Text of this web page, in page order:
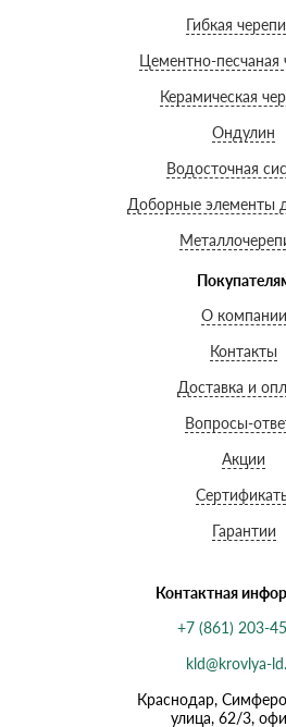
Гибкая
Цементно-песчаная
Керамическая
Ондулин
Водосточная
Доборные элементы
О компании
Контакты
Доставка и
Вопросы-
Акции
Гарантии
Контактная
+7 (861) 203-
kld@krovlya-
Краснодар,
улица, 62/3,